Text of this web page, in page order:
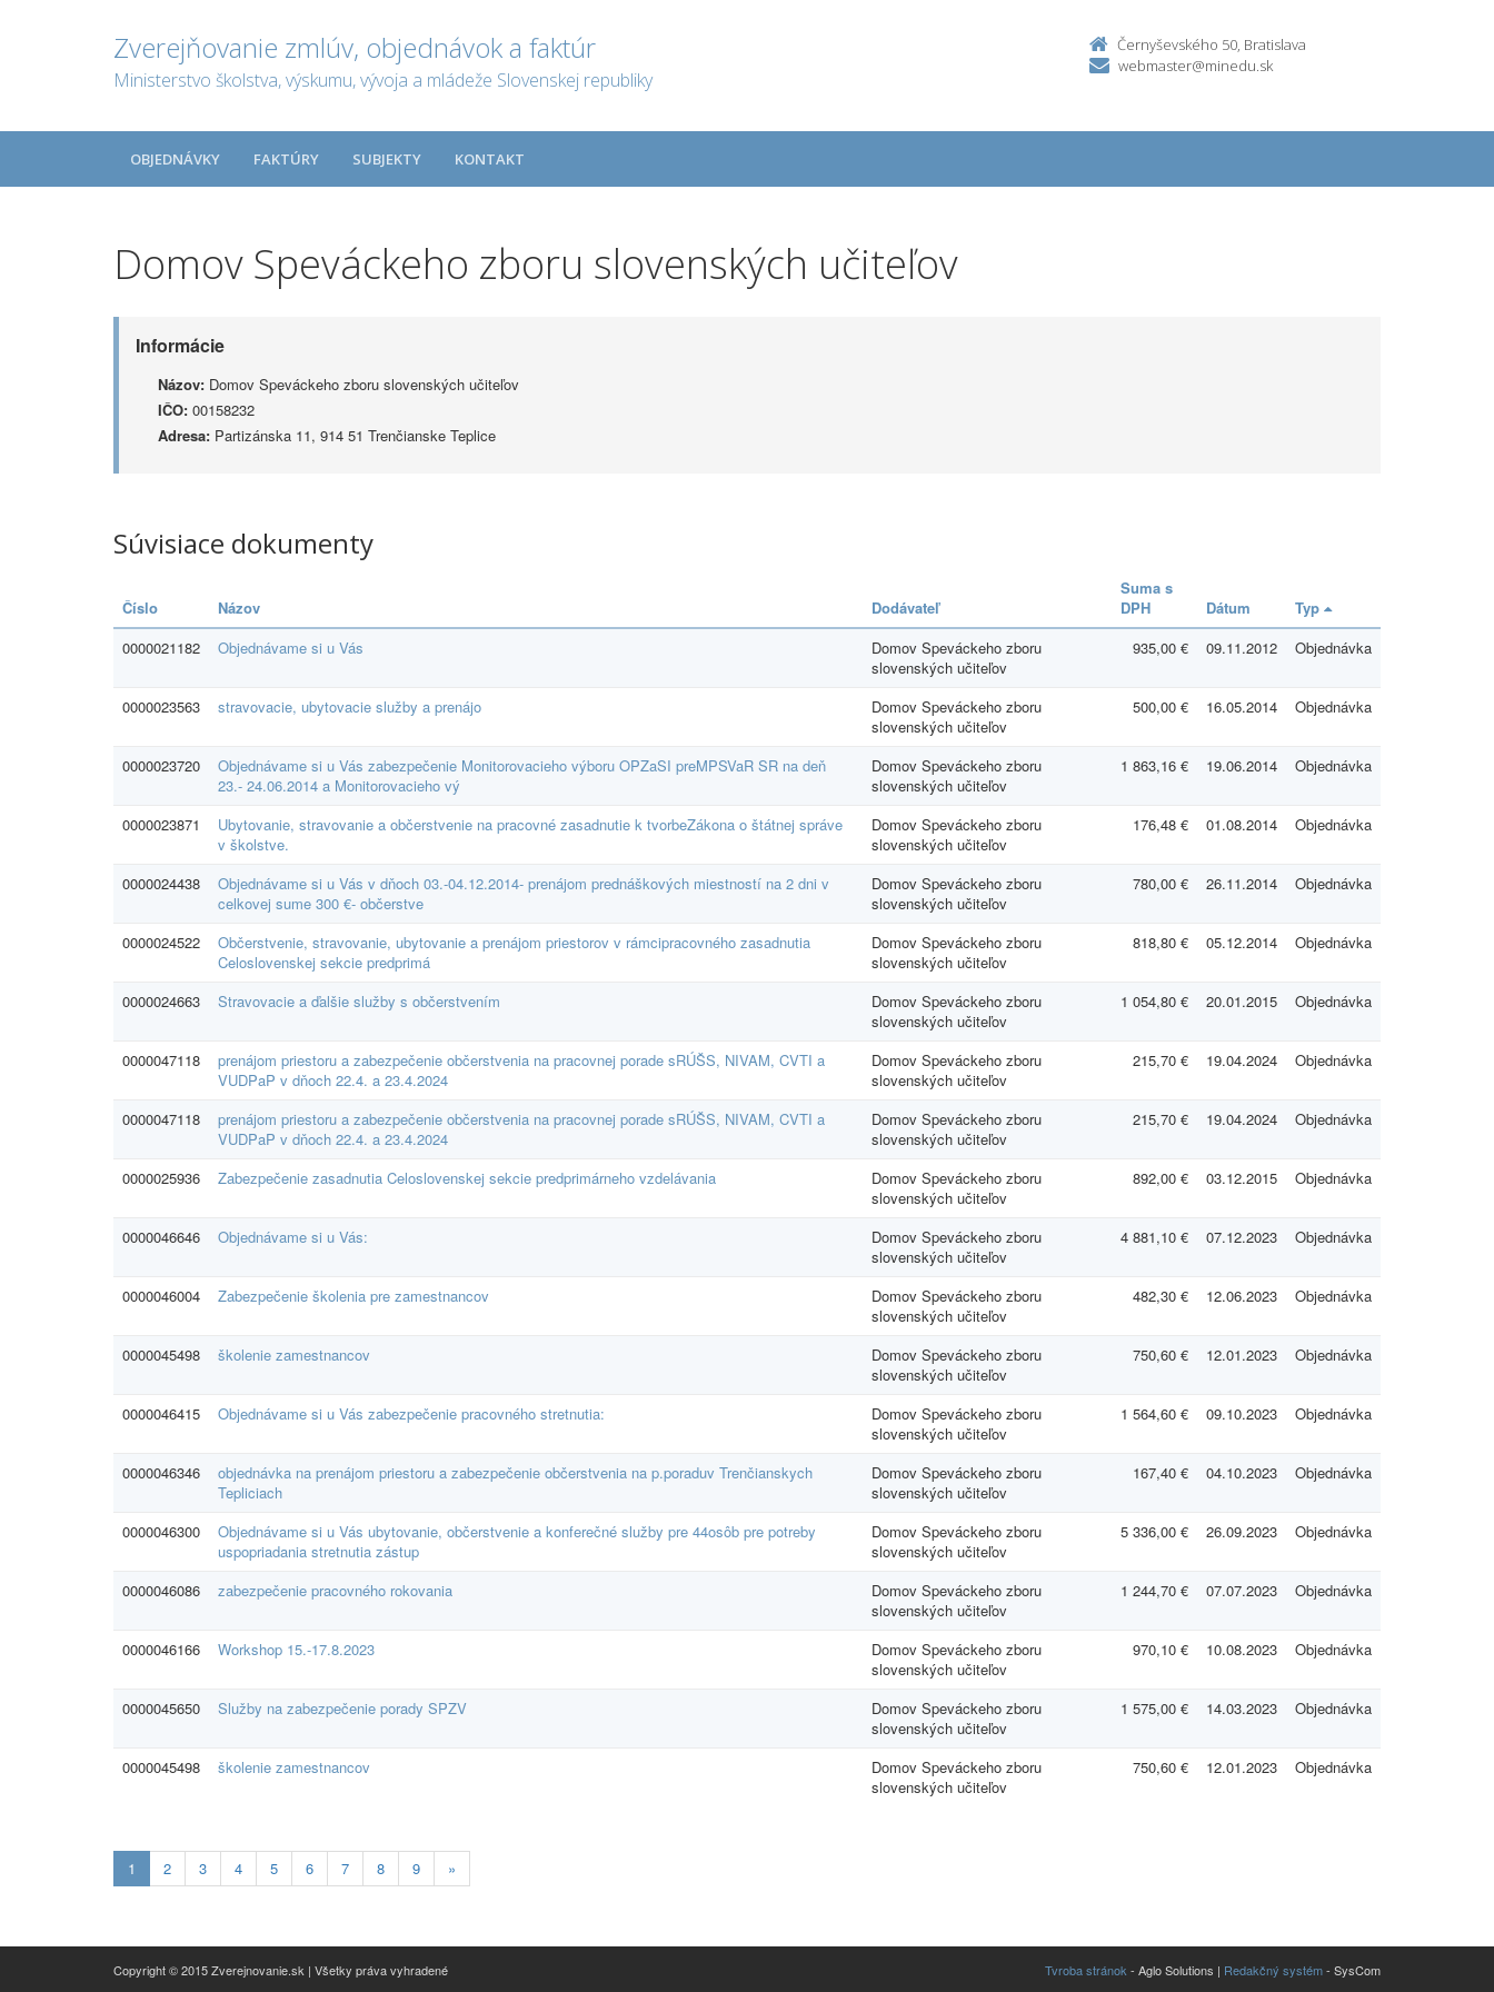
Zverejňovanie zmlúv, objednávok a faktúr
Ministerstvo školstva, výskumu, vývoja a mládeže Slovenskej republiky
Černyševského 50, Bratislava
webmaster@minedu.sk
OBJEDNÁVKY FAKTÚRY SUBJEKTY KONTAKT
Domov Speváckeho zboru slovenských učiteľov
Informácie
Názov: Domov Speváckeho zboru slovenských učiteľov
IČO: 00158232
Adresa: Partizánska 11, 914 51 Trenčianske Teplice
Súvisiace dokumenty
Číslo Názov Dodávateľ
Suma s
DPH
Dátum
Typ
0000021182
Objednávame si u Vás
Domov Speváckeho zboru
slovenských učiteľov
935,00 € 09.11.2012 Objednávka
0000023563 stravovacie, ubytovacie služby a prenájo
Domov Speváckeho zboru
slovenských učiteľov
500,00 € 16.05.2014 Objednávka
0000023720
Objednávame si u Vás zabezpečenie Monitorovacieho výboru OPZaSI preMPSVaR SR na deň
23.- 24.06.2014 a Monitorovacieho vý
Domov Speváckeho zboru
slovenských učiteľov
1 863,16 € 19.06.2014 Objednávka
0000023871
Ubytovanie, stravovanie a občerstvenie na pracovné zasadnutie k tvorbeZákona o štátnej správe
v školstve.
Domov Speváckeho zboru
slovenských učiteľov
176,48 € 01.08.2014 Objednávka
0000024438
Objednávame si u Vás v dňoch 03.-04.12.2014- prenájom prednáškových miestností na 2 dni v
celkovej sume 300 €- občerstve
Domov Speváckeho zboru
slovenských učiteľov
780,00 € 26.11.2014 Objednávka
0000024522
Občerstvenie, stravovanie, ubytovanie a prenájom priestorov v rámcipracovného zasadnutia
Celoslovenskej sekcie predprimá
Domov Speváckeho zboru
slovenských učiteľov
818,80 € 05.12.2014 Objednávka
0000024663 Stravovacie a ďalšie služby s občerstvením
Domov Speváckeho zboru
slovenských učiteľov
1 054,80 € 20.01.2015 Objednávka
0000047118
prenájom priestoru a zabezpečenie občerstvenia na pracovnej porade sRÚŠS, NIVAM, CVTI a
VUDPaP v dňoch 22.4. a 23.4.2024
Domov Speváckeho zboru
slovenských učiteľov
215,70 € 19.04.2024 Objednávka
0000047118
prenájom priestoru a zabezpečenie občerstvenia na pracovnej porade sRÚŠS, NIVAM, CVTI a
VUDPaP v dňoch 22.4. a 23.4.2024
Domov Speváckeho zboru
slovenských učiteľov
215,70 € 19.04.2024 Objednávka
0000025936 Zabezpečenie zasadnutia Celoslovenskej sekcie predprimárneho vzdelávania
Domov Speváckeho zboru
slovenských učiteľov
892,00 € 03.12.2015 Objednávka
0000046646 Objednávame si u Vás:
Domov Speváckeho zboru
slovenských učiteľov
4 881,10 € 07.12.2023 Objednávka
0000046004 Zabezpečenie školenia pre zamestnancov
Domov Speváckeho zboru
slovenských učiteľov
482,30 € 12.06.2023 Objednávka
0000045498 školenie zamestnancov
Domov Speváckeho zboru
slovenských učiteľov
750,60 € 12.01.2023 Objednávka
0000046415 Objednávame si u Vás zabezpečenie pracovného stretnutia:
Domov Speváckeho zboru
slovenských učiteľov
1 564,60 € 09.10.2023 Objednávka
0000046346
objednávka na prenájom priestoru a zabezpečenie občerstvenia na p.poraduv Trenčianskych
Tepliciach
Domov Speváckeho zboru
slovenských učiteľov
167,40 € 04.10.2023 Objednávka
0000046300
Objednávame si u Vás ubytovanie, občerstvenie a konferečné služby pre 44osôb pre potreby
uspopriadania stretnutia zástup
Domov Speváckeho zboru
slovenských učiteľov
5 336,00 € 26.09.2023 Objednávka
0000046086 zabezpečenie pracovného rokovania
Domov Speváckeho zboru
slovenských učiteľov
1 244,70 € 07.07.2023 Objednávka
0000046166 Workshop 15.-17.8.2023
Domov Speváckeho zboru
slovenských učiteľov
970,10 € 10.08.2023 Objednávka
0000045650 Služby na zabezpečenie porady SPZV
Domov Speváckeho zboru
slovenských učiteľov
1 575,00 € 14.03.2023 Objednávka
0000045498 školenie zamestnancov
Domov Speváckeho zboru
slovenských učiteľov
750,60 € 12.01.2023 Objednávka
1 Aktualna-
stranka
2 3 4 5 6 7 8 9 »
Copyright © 2015 Zverejnovanie.sk | Všetky práva vyhradené Tvroba stránok - Aglo Solutions | Redakčný systém- SysCom